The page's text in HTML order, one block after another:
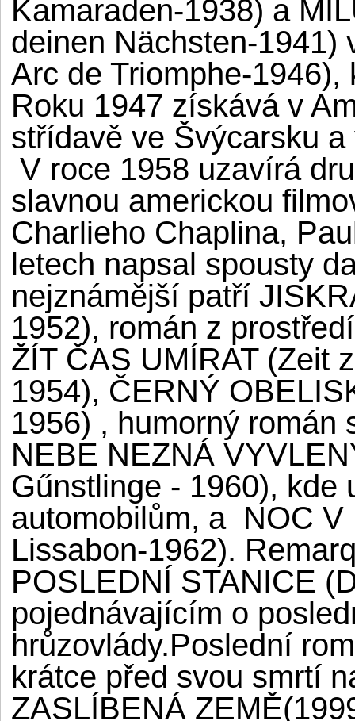
Kamaraden-1938) a
deinen Nächsten-1941)
Arc de Triomphe-
Roku 1947 získává v
střídavě ve Švýcarsku a
V roce 1958 uzavírá
slavnou americkou
Charlieho Chaplina,
letech napsal spousty
nejznámější patří
1952), román z
ŽÍT ČAS UMÍRAT (Zeit
1954), ČERNÝ
1956) , humorný román
NEBE NEZNÁ
Gűnstlinge - 1960), kde
automobilům, a NOC V
Lissabon-1962).
POSLEDNÍ STANICE
pojednávajícím o
hrůzovlády.Poslední
krátce před svou smrtí
ZASLÍBENÁ